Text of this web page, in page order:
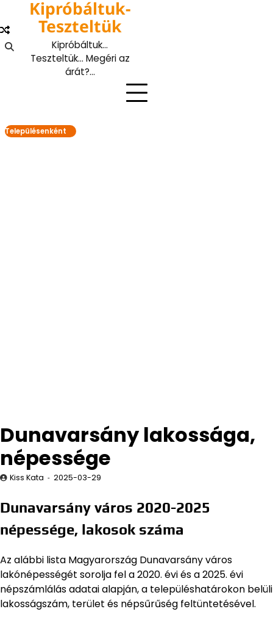
content
Kipróbáltuk-
Teszteltük
Kipróbáltuk…
Teszteltük… Megéri az
árát?…
Településenként
Dunavarsány lakossága,
népessége
Kiss Kata 2025-03-29
Dunavarsány város 2020-2025
népessége, lakosok száma
Az alábbi lista Magyarország Dunavarsány város
lakónépességét sorolja fel a 2020. évi és a 2025. évi
népszámlálás adatai alapján,a településhatárokon belüli
lakosságszám, terület és népsűrűség feltüntetésével.